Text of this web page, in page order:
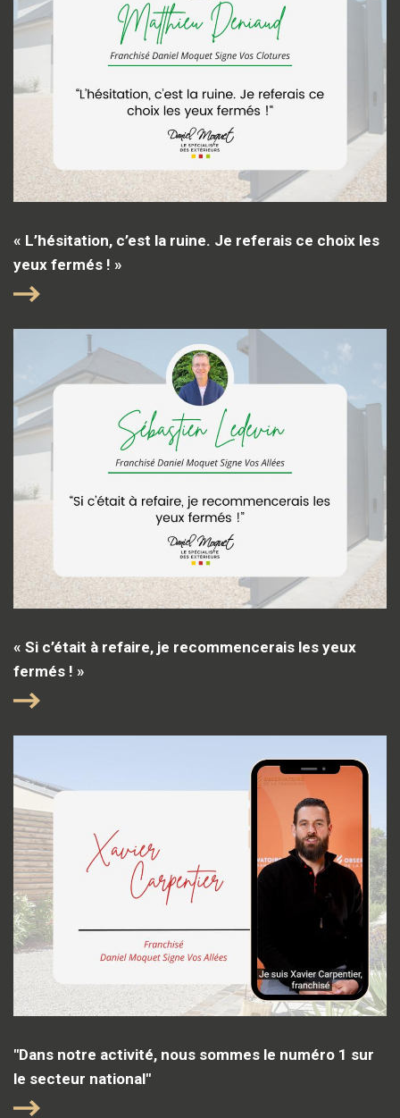
« L’hésitation, c’est la ruine. Je referais ce choix les
yeux fermés ! »
« Si c’était à refaire, je recommencerais les yeux
fermés ! »
"Dans notre activité, nous sommes le numéro 1 sur
le secteur national"